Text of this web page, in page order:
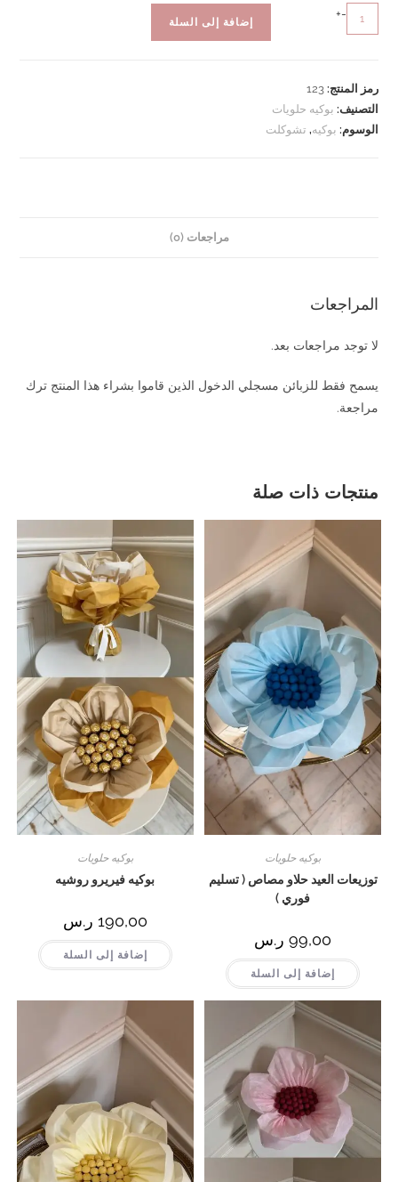
كمية
بوكيه
اخضر
-
+
إضافة إلى السلة
رمز المنتج:123
التصنيف: بوكيه حلويات
الوسوم: بوكيه, تشوكلت
مراجعات (0)
المراجعات
لا توجد مراجعات بعد.
يسمح فقط للزبائن مسجلي الدخول الذين قاموا بشراء هذا المنتج ترك
مراجعة.
منتجات ذات صلة
بوكيه حلويات
توزيعات العيد حلاو مصاص ( تسليم
فوري )
99,00 ر.س
إضافة إلى السلة
بوكيه حلويات
بوكيه فيريرو روشيه
190,00 ر.س
إضافة إلى السلة